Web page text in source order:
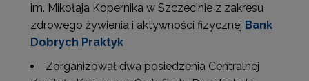
im. Mikołaja Kopernika w Szczecinie z zakresu
zdrowego żywienia i aktywności fizycznej Bank
Dobrych Praktyk
Zorganizował dwa posiedzenia Centralnej